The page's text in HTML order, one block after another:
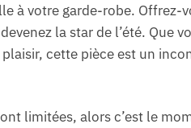
à votre garde-robe. Offrez-
la star de l’été. Que
cette pièce est un
limitées, alors c’est le